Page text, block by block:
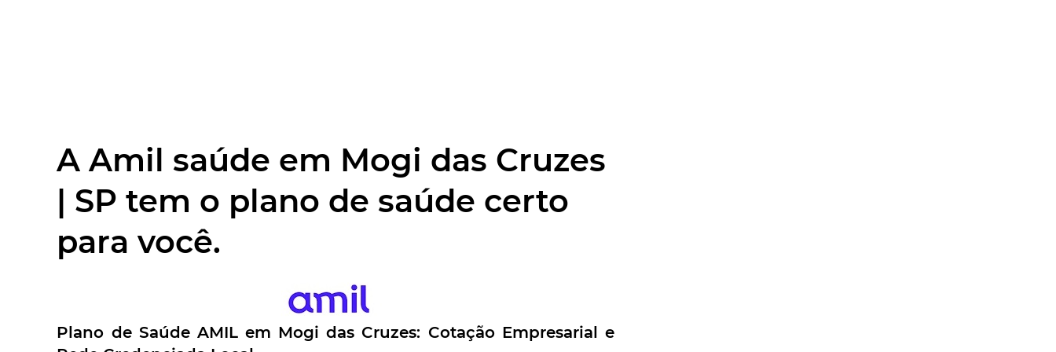
A Amil saúde em Mogi das Cruzes
| SP tem o plano de saúde certo
para você.
Plano de Saúde AMIL em Mogi das Cruzes: Cotação Empresarial e